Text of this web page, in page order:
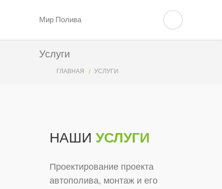
Мир Полива
Услуги
ГЛАВНАЯ УСЛУГИ
НАШИ УСЛУГИ
Проектирование проекта
автополива, монтаж и его